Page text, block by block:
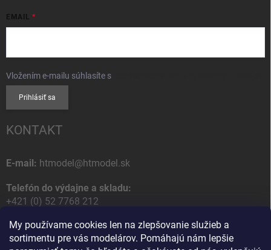
My používame cookies len na zlepšovanie služieb a
sortimentu pre vás modelárov. Pomáhajú nám lepšie
EMAIL
Vložením e-mailu súhlasíte s
Prihlásiť sa
KONTAKT
E-mail: htmodel@htmodel.sk
Telefón do výdajne a skladu:
+421 (0) 52 7768 212
Poštová / Odberná adresa:
HT model